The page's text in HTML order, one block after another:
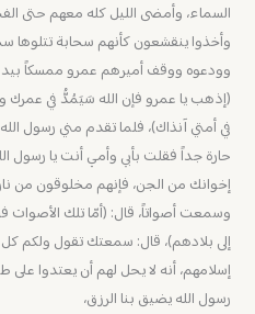
السماء، وأمضى الليل كله معهم حتى
وأخذوا ينقشعون كأنهم سحابة تتلوها
وودعوه ووقف أميرهم عمرو ممسكاً بيد
(إذهب يا عمرو فإن الله سَيَمُدُّ في
في أمتي آنذاك)، فلما تقدم مني رسول
حارة جداً فقلت بأبي وأمي أنت يا
إخوانك من الجن، فإنهم مخلوقون من
وسمعت أصواتاً، قال: (أمّا تلك
إلى بلادهم)، قال: سمعتك تقول ولكم
إسلامهم، أنه لا يحل لهم أن يعتدوا على
رسول الله يضيق بنا الرزق،